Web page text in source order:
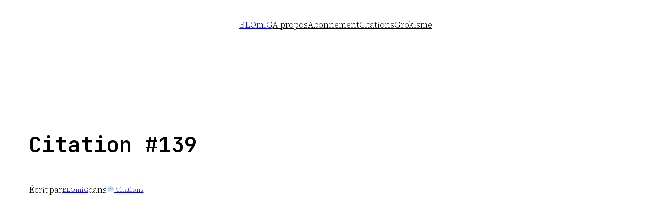
BLOmiGA proposAbonnementCitationsGrokisme
Citation #139
Écrit parBLOmiGdans Citations